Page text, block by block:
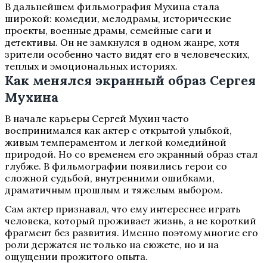
В дальнейшем фильмография Мухина стала
широкой: комедии, мелодрамы, исторические
проекты, военные драмы, семейные саги и
детективы. Он не замкнулся в одном жанре, хотя
зрители особенно часто видят его в человеческих,
теплых и эмоциональных историях.
Как менялся экранный образ Сергея
Мухина
В начале карьеры Сергей Мухин часто
воспринимался как актер с открытой улыбкой,
живым темпераментом и легкой комедийной
природой. Но со временем его экранный образ стал
глубже. В фильмографии появились герои со
сложной судьбой, внутренними ошибками,
драматичным прошлым и тяжелым выбором.
Сам актер признавал, что ему интереснее играть
человека, который проживает жизнь, а не короткий
фрагмент без развития. Именно поэтому многие его
роли держатся не только на сюжете, но и на
ощущении прожитого опыта.